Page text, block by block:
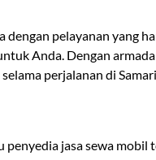
pelayanan yang
Anda. Dengan
perjalanan di
penyedia jasa sewa mobil